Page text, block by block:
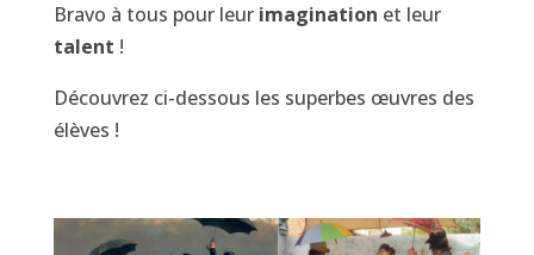
Bravo à tous pour leur imagination et leur
talent !
Découvrez ci-dessous les superbes œuvres des
élèves !